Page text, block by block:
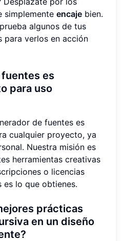
simplemente encaje bien.
algunos de tus
para verlos en acción
fuentes es
para uso
de fuentes es
cualquier proyecto, ya
Nuestra misión es
herramientas creativas
o licencias
es lo que obtienes.
prácticas
en un diseño